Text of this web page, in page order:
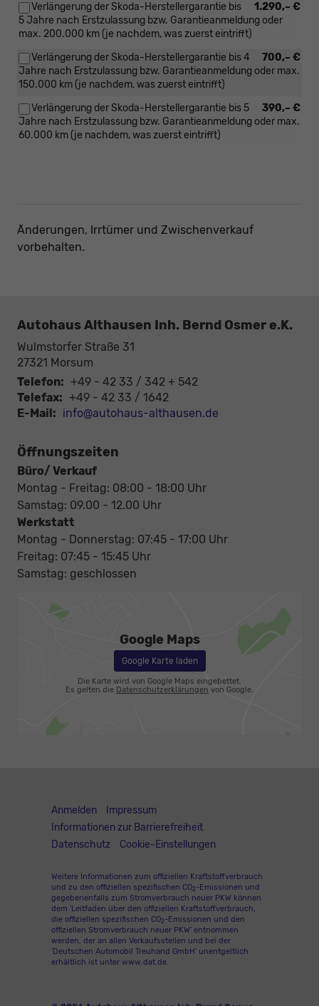
1.290,– €
Verlängerung der Skoda-Herstellergarantie bis
5 Jahre nach Erstzulassung bzw. Garantieanmeldung oder
max. 200.000 km (je nachdem, was zuerst eintrifft)
700,– €
Verlängerung der Skoda-Herstellergarantie bis 4
Jahre nach Erstzulassung bzw. Garantieanmeldung oder max.
150.000 km (je nachdem, was zuerst eintrifft)
390,– €
Verlängerung der Skoda-Herstellergarantie bis 5
Jahre nach Erstzulassung bzw. Garantieanmeldung oder max.
60.000 km (je nachdem, was zuerst eintrifft)
Änderungen, Irrtümer und Zwischenverkauf
vorbehalten.
Autohaus Althausen Inh. Bernd Osmer e.K.
Wulmstorfer Straße 31
27321 Morsum
Telefon: +49 - 42 33 / 342 + 542
Telefax: +49 - 42 33 / 1642
E-Mail: info@autohaus-althausen.de
Öffnungszeiten
Büro/ Verkauf
Montag - Freitag: 08:00 - 18:00 Uhr
Samstag: 09.00 - 12.00 Uhr
Werkstatt
Montag - Donnerstag: 07:45 - 17:00 Uhr
Freitag: 07:45 - 15:45 Uhr
Samstag: geschlossen
Google Maps
Google Karte laden
Die Karte wird von Google Maps eingebettet.
Es gelten die Datenschutzerklärungen von Google.
Anmelden
Impressum
Informationen zur Barrierefreiheit
Datenschutz
Cookie-Einstellungen
Weitere Informationen zum offiziellen Kraftstoffverbrauch
und zu den offiziellen spezifischen CO2 -Emissionen und
gegebenenfalls zum Stromverbrauch neuer PKW können
dem 'Leitfaden über den offiziellen Kraftstoffverbrauch,
die offiziellen spezifischen CO2 -Emissionen und den
offiziellen Stromverbrauch neuer PKW' entnommen
werden, der an allen Verkaufsstellen und bei der
'Deutschen Automobil Treuhand GmbH' unentgeltlich
erhältlich ist unter www.dat.de.